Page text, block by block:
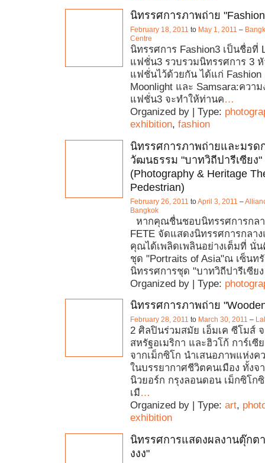
นิทรรศการภาพถ่าย
February 18, 2011 to May 1, 2011 –
Centre
นิทรรศการ Fashion3 เป็นชื่อที่
แฟชั่น3 รวบรวมนิทรรศการ 3
แฟชั่นไว้ด้วยกัน ได้แก่ Fashion
Moonlight และ Samsara:ควา
แฟชั่น3 จะทำให้ท่านค…
Organized by | Type:
exhibition, fashion
นิทรรศการภาพถ่ายและมรด
วัฒนธรรม "บาทวิถีปารีเซียง"
(Photography & Heritage
Pedestrian)
February 26, 2011 toApril 3, 2011 –
Bangkok
หากคุณชื่นชอบนิทรรศการกลา
FETE จัดแสดงนิทรรศการกลา
คุณได้เพลิดเพลินอย่างเต็มที่ นั่
ชุด "Portraits of Asia"ณ เซ็นท
นิทรรศการชุด "บาทวิถีปารีเซียง
Organized by | Type:
นิทรรศการภาพถ่าย
February 28, 2011 to March 30, 2011 –
2 ศิลปินร่วมสมัย เอ็มเค ซีโมส์
สหรัฐอเมริกา และฮิวโก้ การ์เซี
จากเม็กซิโก นำเสนอภาพแห่งค
ในบรรยากาศชีวิตคนเมือง ทั้งจ
นิวยอร์ก กรุงลอนดอน เม็กซิโก
เมื…
Organized by | Type: art,
exhibition
นิทรรศการแสดงผลงานตุ๊กต
งงง"